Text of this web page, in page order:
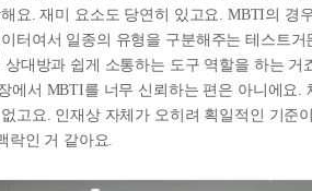
요. 재미 요소도 당연히 있고요. MBTI의 경
터여서 일종의 유형을 구분해주는 테스트거
상대방과 쉽게 소통하는 도구 역할을 하는 거
에서 MBTI를 너무 신뢰하는 편은 아니에요.
고요. 인재상 자체가 오히려 획일적인 기준
락인 거 같아요.